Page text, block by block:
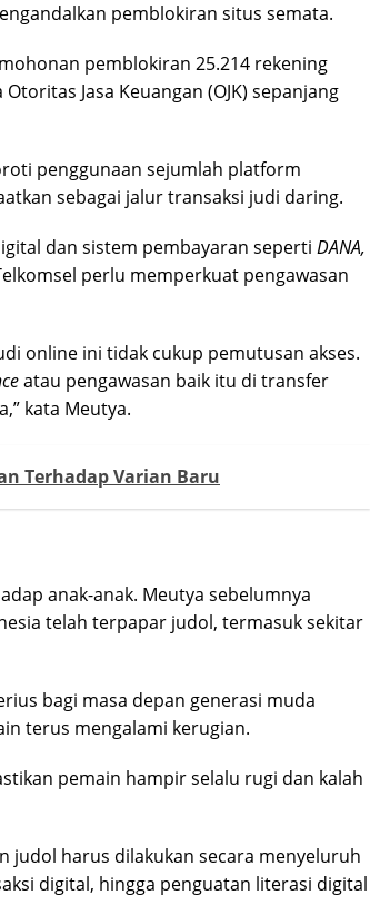
pemblokiran situs semata.
pemblokiran 25.214 rekening
Jasa Keuangan (OJK) sepanjang
penggunaan sejumlah platform
sebagai jalur transaksi judi daring.
dan sistem pembayaran seperti DANA,
perlu memperkuat pengawasan
online ini tidak cukup pemutusan akses.
atau pengawasan baik itu di transfer
kata Meutya.
Terhadap Varian Baru
anak-anak. Meutya sebelumnya
telah terpapar judol, termasuk sekitar
bagi masa depan generasi muda
terus mengalami kerugian.
pemain hampir selalu rugi dan kalah
judol harus dilakukan secara menyeluruh
digital, hingga penguatan literasi digital